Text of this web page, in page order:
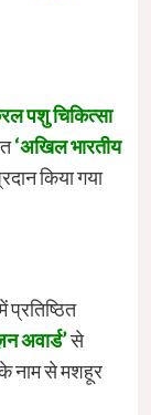
पशु चिकित्सा
‘अखिल भारतीय
किया गया
प्रतिष्ठित
अवार्ड’से
नाम से मशहूर